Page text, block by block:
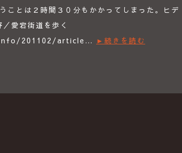
ことは２時間３０分もかかってしまった。ヒデ
愛宕街道を歩く
201102/article… ►続きを読む